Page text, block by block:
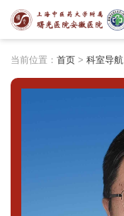
当前位置： 首页 > 科室导航